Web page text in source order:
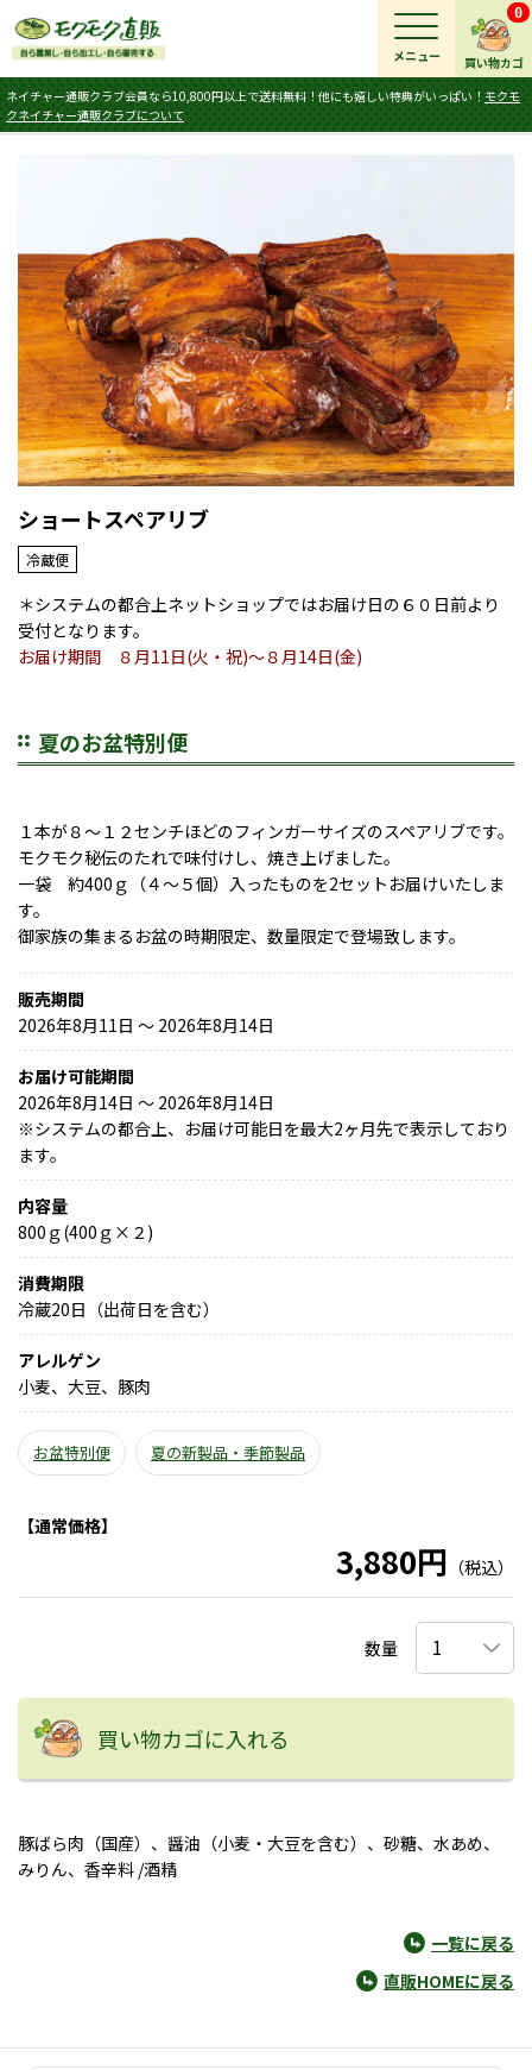
買い物カゴ
0
ネイチャー通販クラブ会員なら10,800円以上で送料無料！他にも嬉しい特典がいっぱい！ モクモ
クネイチャー通販クラブについて
メニュー
ショートスペアリブ
冷蔵便
＊システムの都合上ネットショップではお届け日の６０日前より
受付となります。
お届け期間 ８月11日(火・祝)～８月14日(金)
夏のお盆特別便
１本が８～１２センチほどのフィンガーサイズのスペアリブです。
モクモク秘伝のたれで味付けし、焼き上げました。
一袋 約400ｇ（４～５個）入ったものを2セットお届けいたしま
す。
御家族の集まるお盆の時期限定、数量限定で登場致します。
販売期間
2026年8月11日 〜 2026年8月14日
お届け可能期間
2026年8月14日 ～ 2026年8月14日
※システムの都合上、お届け可能日を最大2ヶ月先で表示しており
ます。
内容量
800ｇ(400ｇ×２)
消費期限
冷蔵20日（出荷日を含む）
アレルゲン
小麦、大豆、豚肉
お盆特別便 夏の新製品・季節製品
【通常価格】
3,880円 （税込）
数量
買い物カゴに入れる
豚ばら肉（国産）、醤油（小麦・大豆を含む）、砂糖、水あめ、
みりん、香辛料 /酒精
一覧に戻る
直販HOMEに戻る